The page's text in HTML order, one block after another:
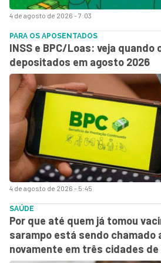
4 de agosto de 2026 - 7:03
4 de agosto de 2026 - 5:45
PARA OS APOSENTADOS
INSS e BPC/Loas: veja
depositados em agosto 2026
SAÚDE
Por que até quem já tomou
sarampo está sendo chamado
novamente em três cidades de